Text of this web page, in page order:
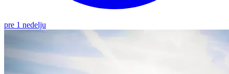
pre 1 nedelju